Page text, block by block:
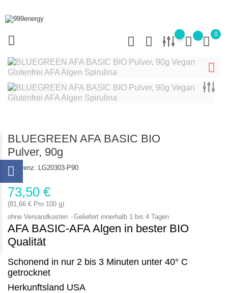
0
BLUEGREEN AFA BASIC BIO
Pulver, 90g
Referenz: LG20303-P90
73,50 €
(81,66 € Pro 100 g)
ohne Versandkosten
Geliefert innerhalb 1 bis 4 Tagen
AFA BASIC-AFA Algen in bester BIO
Qualität
Schonend in nur 2 bis 3 Minuten unter 40° C
getrocknet
Herkunftsland USA